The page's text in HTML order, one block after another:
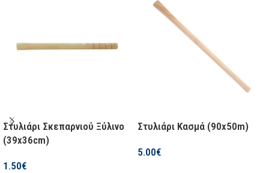
Στυλιάρι Σκεπαρνιού Ξύλινο
(39x36cm)
1.50€
Στυλιάρι Κασμά (90x50m)
5.00€